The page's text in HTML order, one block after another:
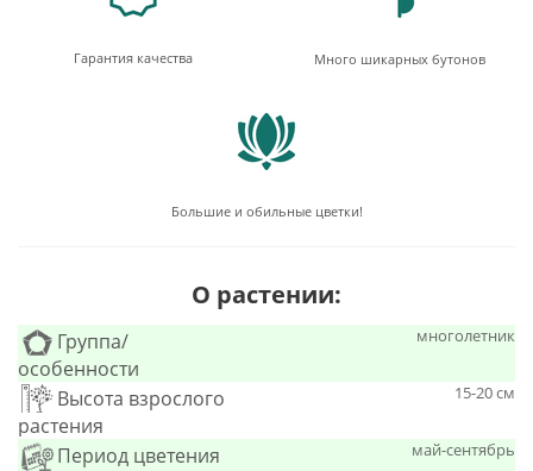
Гарантия качества Много шикарных бутонов
Большие и обильные цветки!
О растении:
Группа/
особенности
многолетник
Высота взрослого
растения
15-20 см
Период цветения май-сентябрь